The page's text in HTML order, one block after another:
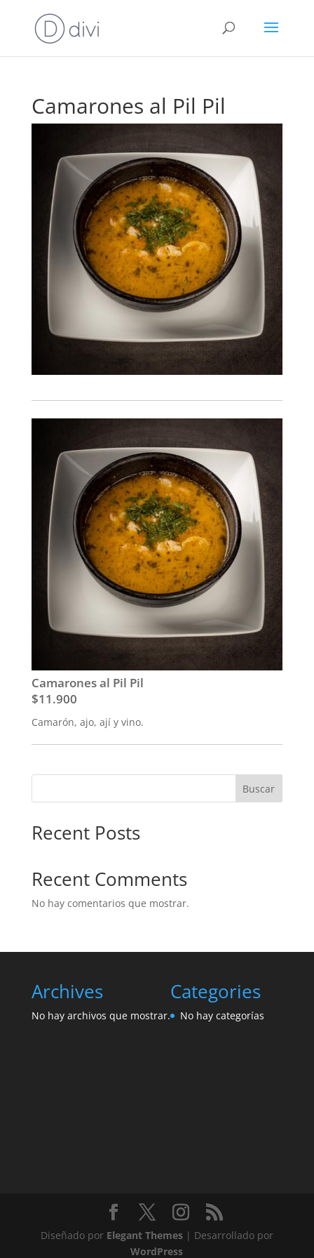
Camarones al Pil Pil
Camarones al Pil Pil
$11.900
Camarón, ajo, ají y vino.
Buscar
Recent Posts
Recent Comments
No hay comentarios que mostrar.
Archives
No hay archivos que mostrar.
Categories
No hay categorías
Diseñado por Elegant Themes| Desarrollado por
WordPress